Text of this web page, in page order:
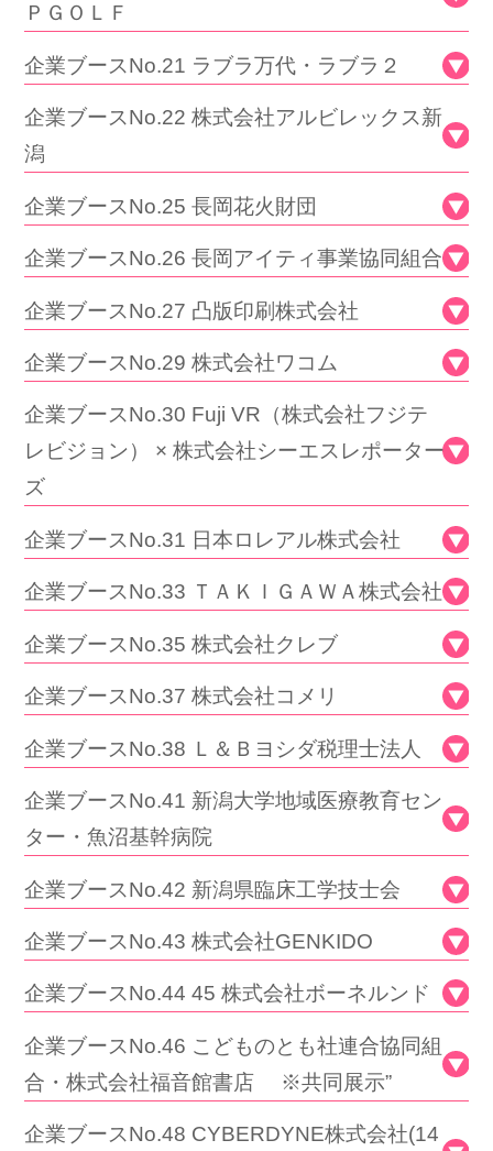
ＰＧＯＬＦ
企業ブースNo.21 ラブラ万代・ラブラ２
企業ブースNo.22 株式会社アルビレックス新
潟
企業ブースNo.25 長岡花火財団
企業ブースNo.26 長岡アイティ事業協同組合
企業ブースNo.27 凸版印刷株式会社
企業ブースNo.29 株式会社ワコム
企業ブースNo.30 Fuji VR（株式会社フジテ
レビジョン） × 株式会社シーエスレポーター
ズ
企業ブースNo.31 日本ロレアル株式会社
企業ブースNo.33 ＴＡＫＩＧＡＷＡ株式会社
企業ブースNo.35 株式会社クレブ
企業ブースNo.37 株式会社コメリ
企業ブースNo.38 Ｌ＆Ｂヨシダ税理士法人
企業ブースNo.41 新潟大学地域医療教育セン
ター・魚沼基幹病院
企業ブースNo.42 新潟県臨床工学技士会
企業ブースNo.43 株式会社GENKIDO
企業ブースNo.44 45 株式会社ボーネルンド
企業ブースNo.46 こどものとも社連合協同組
合・株式会社福音館書店 ※共同展示”
企業ブースNo.48 CYBERDYNE株式会社(14